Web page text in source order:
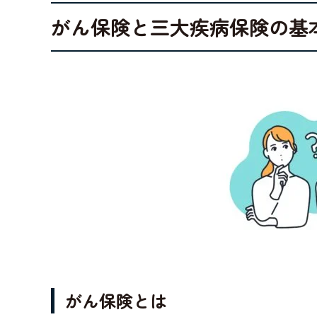
がん保険と三大疾病保険の基
がん保険とは